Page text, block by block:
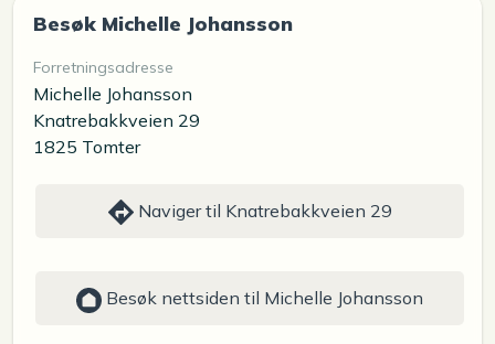
Besøk Michelle Johansson
Forretningsadresse
Michelle Johansson
Knatrebakkveien 29
1825 Tomter
Naviger til Knatrebakkveien 29
Besøk nettsiden til Michelle Johansson